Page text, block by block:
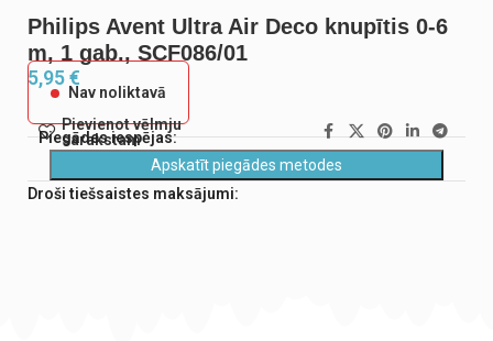
Philips Avent Ultra Air Deco knupītis 0-6
m, 1 gab., SCF086/01
5,95€
Nav noliktavā
Pievienot vēlmju
sarakstam
Piegādes iespējas:
Apskatīt piegādes metodes
Droši tiešsaistes maksājumi: